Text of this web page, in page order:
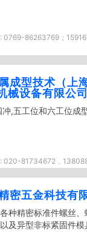
0769-86263769；
成型技术（上
械设备有限公司
,五工位和六工位成
020-81734672，
密五金科技有
种精密标准件螺丝
及异型非标紧固件模